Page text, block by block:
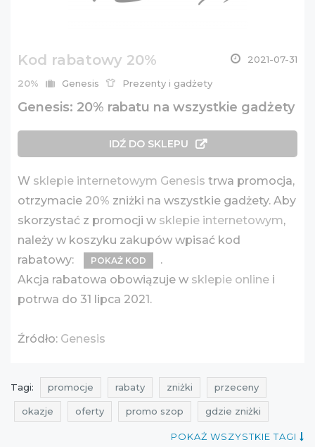
Kod rabatowy 20% 2021-07-31
20% Genesis Prezenty i gadżety
Genesis: 20% rabatu na wszystkie gadżety
IDŹ DO SKLEPU
W sklepie internetowym Genesis trwa promocja,
otrzymacie 20% zniżki na wszystkie gadżety. Aby
skorzystać z promocji w sklepie internetowym,
należy w koszyku zakupów wpisać kod
rabatowy:
POKAŻ KOD
.
Akcja rabatowa obowiązuje w sklepie online i
potrwa do 31 lipca 2021.
Źródło: Genesis
Tagi: promocje rabaty zniżki przeceny
okazje oferty promo szop gdzie zniżki
promocje lipiec rabaty lipiec
POKAŻ WSZYSTKIE TAGI